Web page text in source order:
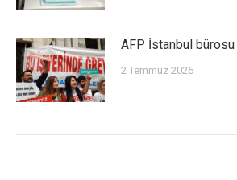
AFP İstanbul bürosu
2 Temmuz 2026